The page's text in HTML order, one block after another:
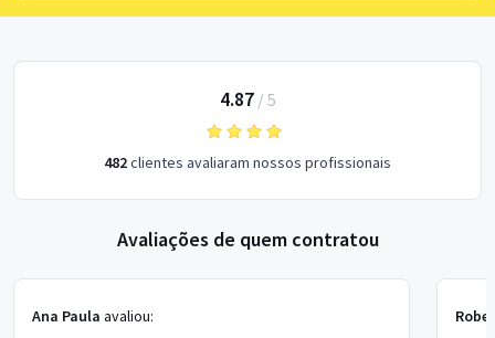
4.87/ 5
482clientes avaliaram nossos profissionais
Avaliações de quem contratou
Ana Paula avaliou: